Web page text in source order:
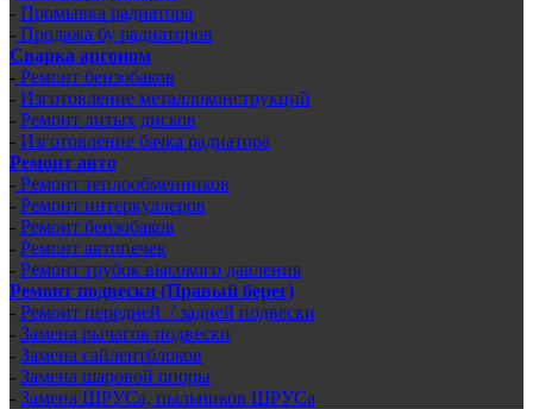
- Промывка радиатора
- Продажа бу радиаторов
Сварка аргоном
- Ремонт бензобаков
- Изготовление металлоконструкций
- Ремонт литых дисков
- Изготовление бачка радиатора
Ремонт авто
- Ремонт теплообменников
- Ремонт интеркуллеров
- Ремонт бензобаков
- Ремонт автопечек
- Ремонт трубок высокого давления
Ремонт подвески (Правый берег)
- Ремонт передней / задней подвески
- Замена рычагов подвески
- Замена сайлентблоков
- Замена шаровой опоры
- Замена ШРУСа, пыльников ШРУСа